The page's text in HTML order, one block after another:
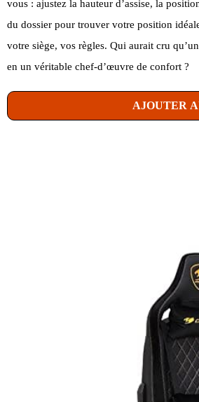
vous : ajustez la hauteur d’assise, la
du dossier pour trouver votre position
votre siège, vos règles. Qui aurait cru
en un véritable chef-d’œuvre de confort ?
AJOUTER